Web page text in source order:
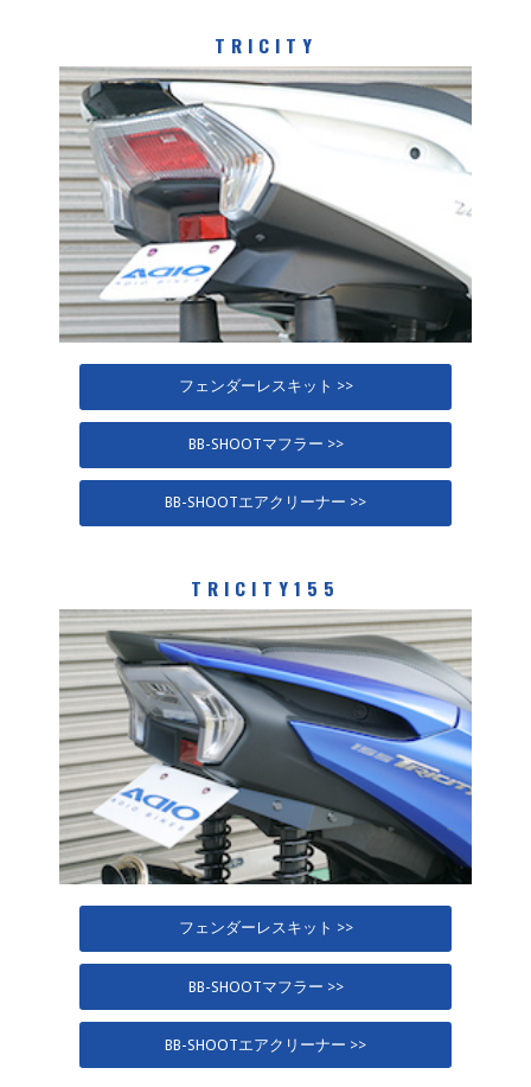
TRICITY
フェンダーレスキット >>
BB-SHOOTマフラー >>
BB-SHOOTエアクリーナー >>
TRICITY155
フェンダーレスキット >>
BB-SHOOTマフラー >>
BB-SHOOTエアクリーナー >>